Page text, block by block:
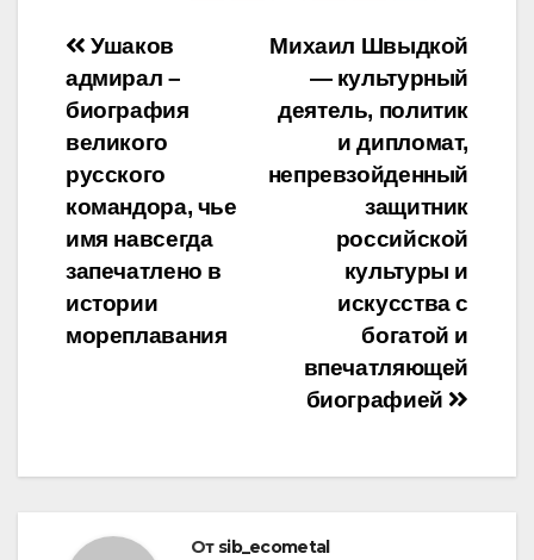
Навигация
по
записям
Михаил Швыдкой
— культурный
деятель, политик
и дипломат,
непревзойденный
защитник
российской
культуры и
искусства с
богатой и
впечатляющей
биографией
Ушаков
адмирал –
биография
великого
русского
командора, чье
имя навсегда
запечатлено в
истории
мореплавания
От sib_ecometal